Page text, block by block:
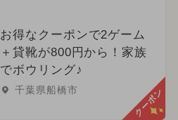
お得なクーポンで2ゲーム
＋貸靴が800円から！家族
でボウリング♪
千葉県船橋市 クーポン